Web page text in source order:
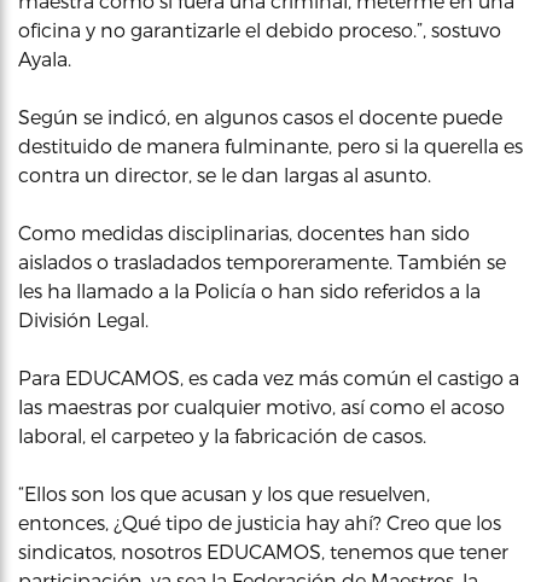
oficina y no garantizarle el debido proceso.”, sostuvo
Ayala.
Según se indicó, en algunos casos el docente puede
destituido de manera fulminante, pero si la querella es
contra un director, se le dan largas al asunto.
Como medidas disciplinarias, docentes han sido
aislados o trasladados temporeramente. También se
les ha llamado a la Policía o han sido referidos a la
División Legal.
Para EDUCAMOS, es cada vez más común el castigo a
las maestras por cualquier motivo, así como el acoso
laboral, el carpeteo y la fabricación de casos.
“Ellos son los que acusan y los que resuelven,
entonces, ¿Qué tipo de justicia hay ahí? Creo que los
sindicatos, nosotros EDUCAMOS, tenemos que tener